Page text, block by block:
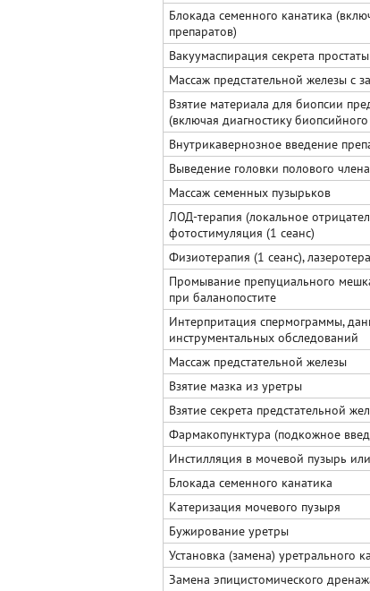
Блокада семенного канатика
препаратов)
Вакуумаспирация секрета
Массаж предстательной железы с
Взятие материала для биопсии
(включая диагностику
Внутрикавернозное введение
Выведение головки полового члена
Массаж семенных пузырьков
ЛОД-терапия (локальное
фотостимуляция (1 сеанс)
Физиотерапия (1 сеанс),
Промывание препуциального
при баланопостите
Интерпритация спермограммы,
инструментальных обследований
Массаж предстательной железы
Взятие мазка из уретры
Взятие секрета предстательной
Фармакопунктура (подкожное
Инстилляция в мочевой пузырь
Блокада семенного канатика
Катеризация мочевого пузыря
Бужирование уретры
Установка (замена) уретрального
Замена эпицистомического